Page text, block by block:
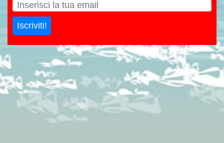
Iscriviti!